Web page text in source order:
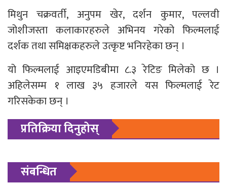
मिथुन चक्रवर्ती, अनुपम खेर, दर्शन कुमार, पल्लवी
जोशीजस्ता कलाकारहरुले अभिनय गरेको फिल्मलाई
दर्शक तथा समिक्षकहरुले उत्कृष्ट भनिरहेका छन् ।
यो फिल्मलाई आइएमडिबीमा ८.३ रेटिङ मिलेको छ ।
अहिलेसम्म १ लाख ३५ हजारले यस फिल्मलाई रेट
गरिसकेका छन् ।
प्रतिक्रिया दिनुहोस्
संबन्धित